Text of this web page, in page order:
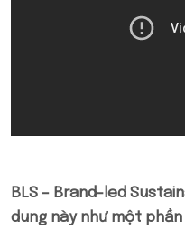
BLS – Brand-led
dung này như một